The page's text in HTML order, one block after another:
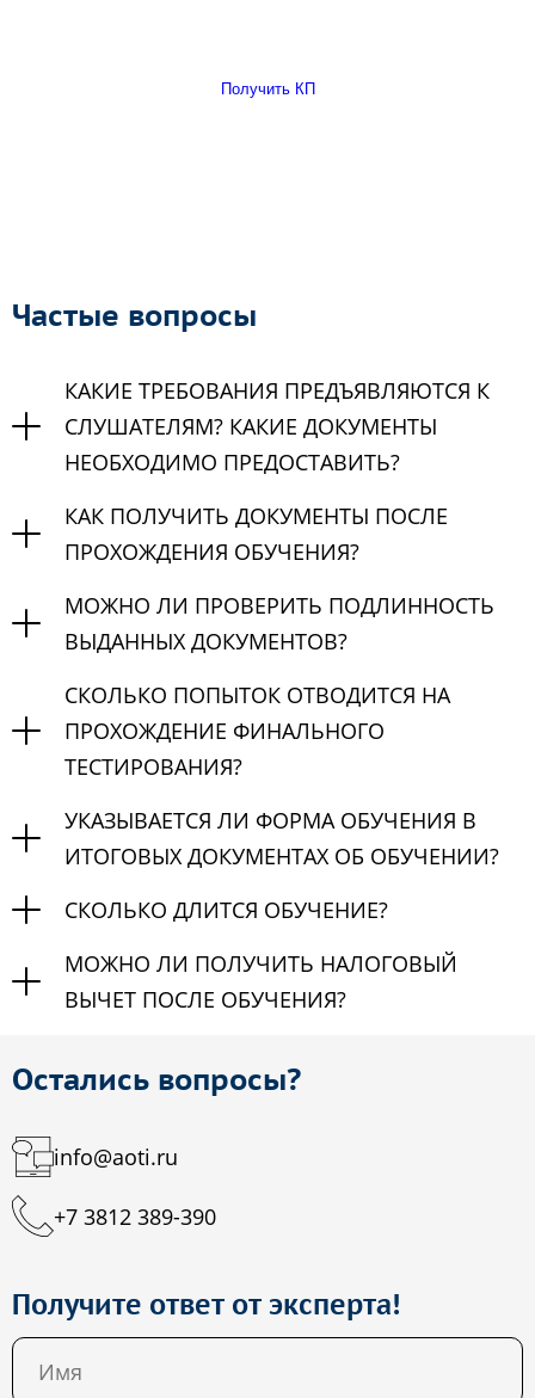
Получить КП
Частые вопросы
КАКИЕ ТРЕБОВАНИЯ ПРЕДЪЯВЛЯЮТСЯ К
СЛУШАТЕЛЯМ? КАКИЕ ДОКУМЕНТЫ
НЕОБХОДИМО ПРЕДОСТАВИТЬ?
КАК ПОЛУЧИТЬ ДОКУМЕНТЫ ПОСЛЕ
ПРОХОЖДЕНИЯ ОБУЧЕНИЯ?
МОЖНО ЛИ ПРОВЕРИТЬ ПОДЛИННОСТЬ
ВЫДАННЫХ ДОКУМЕНТОВ?
СКОЛЬКО ПОПЫТОК ОТВОДИТСЯ НА
ПРОХОЖДЕНИЕ ФИНАЛЬНОГО
ТЕСТИРОВАНИЯ?
УКАЗЫВАЕТСЯ ЛИ ФОРМА ОБУЧЕНИЯ В
ИТОГОВЫХ ДОКУМЕНТАХ ОБ ОБУЧЕНИИ?
СКОЛЬКО ДЛИТСЯ ОБУЧЕНИЕ?
МОЖНО ЛИ ПОЛУЧИТЬ НАЛОГОВЫЙ
ВЫЧЕТ ПОСЛЕ ОБУЧЕНИЯ?
Остались вопросы?
info@aoti.ru
+7 3812 389-390
Получите ответ от эксперта!